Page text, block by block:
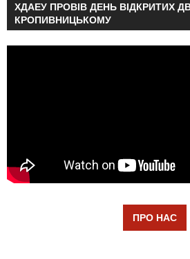
ХДАЕУ ПРОВІВ ДЕНЬ ВІДКРИТИХ
КРОПИВНИЦЬКОМУ
ПРО НАС